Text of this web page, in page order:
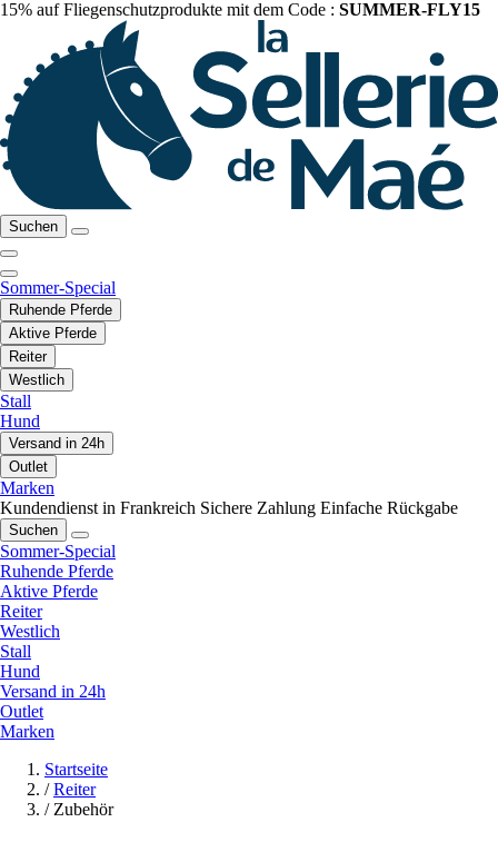
15% auf Fliegenschutzprodukte mit dem Code : SUMMER-FLY15
Suchen
Sommer-Special
Ruhende Pferde
Aktive Pferde
Reiter
Westlich
Stall
Hund
Versand in 24h
Outlet
Marken
Kundendienst in Frankreich Sichere Zahlung Einfache Rückgabe
Suchen
Sommer-Special
Ruhende Pferde
Aktive Pferde
Reiter
Westlich
Stall
Hund
Versand in 24h
Outlet
Marken
Startseite
/ Reiter
/ Zubehör